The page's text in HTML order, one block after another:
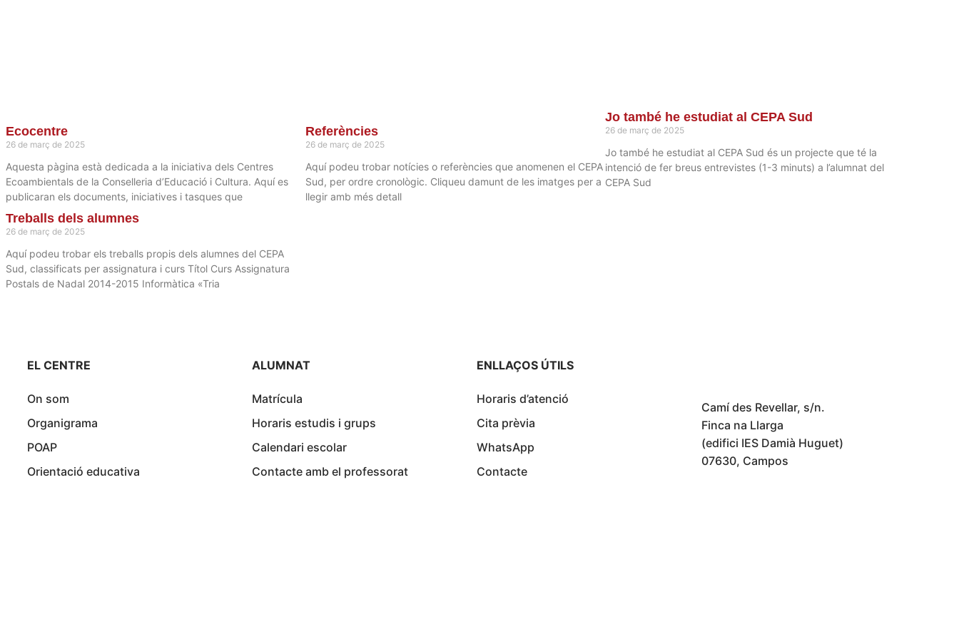
Ecocentre
26 de març de 2025
Aquesta pàgina està dedicada a la iniciativa dels Centres
Ecoambientals de la Conselleria d’Educació i Cultura. Aquí es
publicaran els documents, iniciatives i tasques que
Referències
26 de març de 2025
Aquí podeu trobar notícies o referències que anomenen el CEPA
Sud, per ordre cronològic. Cliqueu damunt de les imatges per a
llegir amb més detall
Jo també he estudiat al CEPA Sud
26 de març de 2025
Jo també he estudiat al CEPA Sud és un projecte que té la
intenció de fer breus entrevistes (1-3 minuts) a l’alumnat del
CEPA Sud
Treballs dels alumnes
26 de març de 2025
Aquí podeu trobar els treballs propis dels alumnes del CEPA
Sud, classificats per assignatura i curs Títol Curs Assignatura
Postals de Nadal 2014-2015 Informàtica «Tria
EL CENTRE
On som
Organigrama
POAP
Orientació educativa
ALUMNAT
Matrícula
Horaris estudis i grups
Calendari escolar
Contacte amb el professorat
ENLLAÇOS ÚTILS
Horaris d’atenció
Cita prèvia
WhatsApp
Contacte
Camí des Revellar, s/n.
Finca na Llarga
(edifici IES Damià Huguet)
07630, Campos